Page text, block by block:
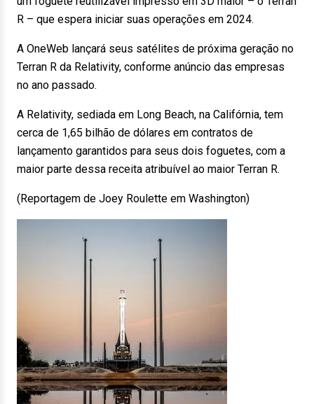
R – que espera iniciar suas operações em 2024.
A OneWeb lançará seus satélites de próxima geração no
Terran R da Relativity, conforme anúncio das empresas
no ano passado.
A Relativity, sediada em Long Beach, na Califórnia, tem
cerca de 1,65 bilhão de dólares em contratos de
lançamento garantidos para seus dois foguetes, com a
maior parte dessa receita atribuível ao maior Terran R.
(Reportagem de Joey Roulette em Washington)